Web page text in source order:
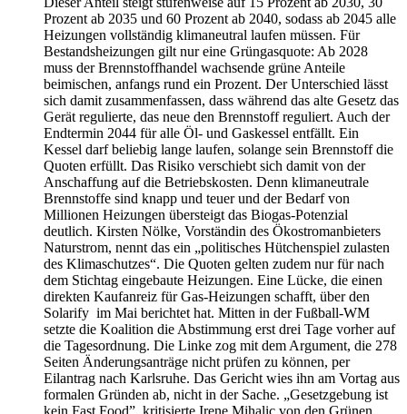
Prozent ab 2035 und 60 Prozent ab 2040, sodass ab 2045 alle
Heizungen vollständig klimaneutral laufen müssen. Für
Bestandsheizungen gilt nur eine Grüngasquote: Ab 2028
muss der Brennstoffhandel wachsende grüne Anteile
beimischen, anfangs rund ein Prozent. Der Unterschied lässt
sich damit zusammenfassen, dass während das alte Gesetz das
Gerät regulierte, das neue den Brennstoff reguliert. Auch der
Endtermin 2044 für alle Öl- und Gaskessel entfällt. Ein
Kessel darf beliebig lange laufen, solange sein Brennstoff die
Quoten erfüllt. Das Risiko verschiebt sich damit von der
Anschaffung auf die Betriebskosten. Denn klimaneutrale
Brennstoffe sind knapp und teuer und der Bedarf von
Millionen Heizungen übersteigt das Biogas-Potenzial
deutlich. Kirsten Nölke, Vorständin des Ökostromanbieters
Naturstrom, nennt das ein „politisches Hütchenspiel zulasten
des Klimaschutzes“. Die Quoten gelten zudem nur für nach
dem Stichtag eingebaute Heizungen. Eine Lücke, die einen
direkten Kaufanreiz für Gas-Heizungen schafft, über den
Solarify im Mai berichtet hat. Mitten in der Fußball-WM
setzte die Koalition die Abstimmung erst drei Tage vorher auf
die Tagesordnung. Die Linke zog mit dem Argument, die 278
Seiten Änderungsanträge nicht prüfen zu können, per
Eilantrag nach Karlsruhe. Das Gericht wies ihn am Vortag aus
formalen Gründen ab, nicht in der Sache. „Gesetzgebung ist